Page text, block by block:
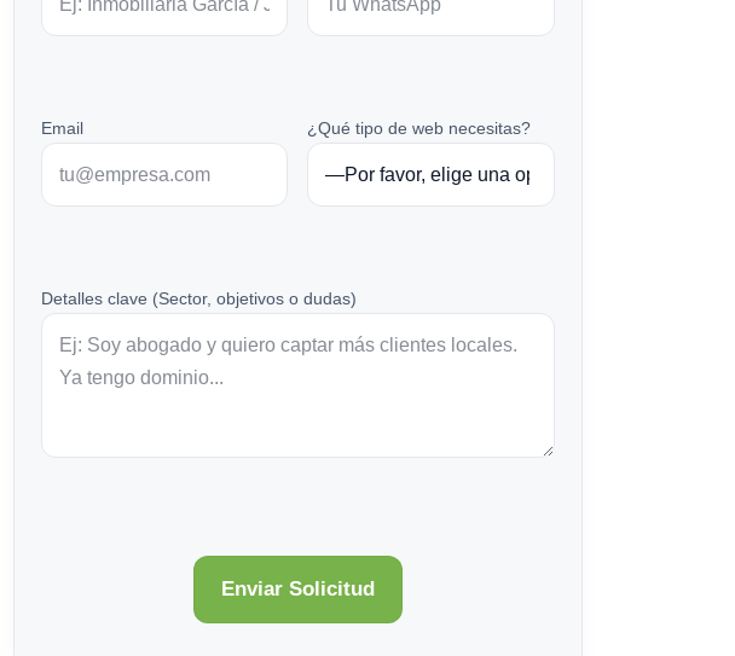
Email ¿Qué tipo de web necesitas?
Detalles clave (Sector, objetivos o dudas)